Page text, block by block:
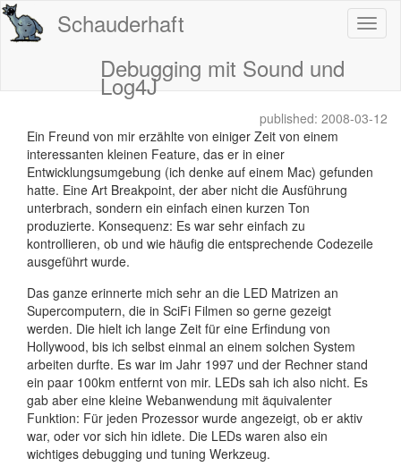
Schauderhaft
Debugging mit Sound und
Log4J
published: 2008-03-12
Ein Freund von mir erzählte von einiger Zeit von einem
interessanten kleinen Feature, das er in einer
Entwicklungsumgebung (ich denke auf einem Mac) gefunden
hatte. Eine Art Breakpoint, der aber nicht die Ausführung
unterbrach, sondern ein einfach einen kurzen Ton
produzierte. Konsequenz: Es war sehr einfach zu
kontrollieren, ob und wie häufig die entsprechende Codezeile
ausgeführt wurde.
Das ganze erinnerte mich sehr an die LED Matrizen an
Supercomputern, die in SciFi Filmen so gerne gezeigt
werden. Die hielt ich lange Zeit für eine Erfindung von
Hollywood, bis ich selbst einmal an einem solchen System
arbeiten durfte. Es war im Jahr 1997 und der Rechner stand
ein paar 100km entfernt von mir. LEDs sah ich also nicht. Es
gab aber eine kleine Webanwendung mit äquivalenter
Funktion: Für jeden Prozessor wurde angezeigt, ob er aktiv
war, oder vor sich hin idlete. Die LEDs waren also ein
wichtiges debugging und tuning Werkzeug.